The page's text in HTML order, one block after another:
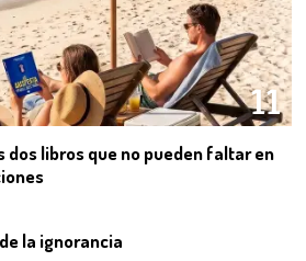
11
dos libros que no pueden faltar en
la ignorancia